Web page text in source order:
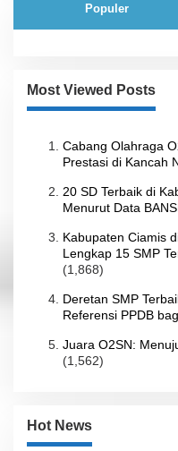
Populer
Most Viewed Posts
Cabang Olahraga
Prestasi di Kancah
20 SD Terbaik di
Menurut Data
Kabupaten Ciamis
Lengkap 15 SMP
(1,868)
Deretan SMP
Referensi PPDB
Juara O2SN:
(1,562)
Hot News